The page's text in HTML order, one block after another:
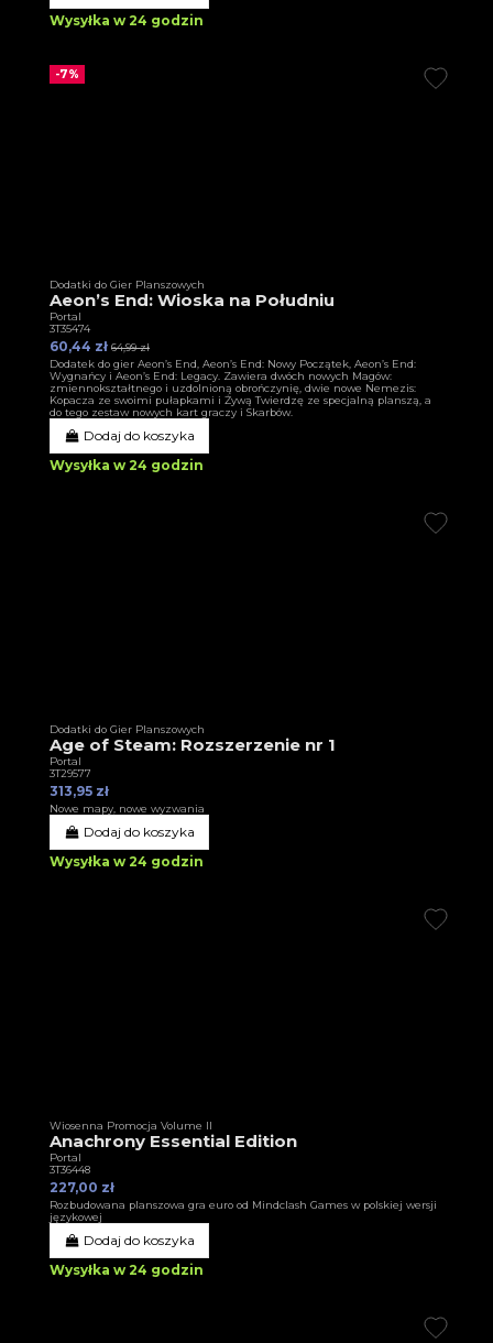
Wysyłka w 24 godzin
-7%
Dodatki do Gier Planszowych
Aeon’s End: Wioska na Południu
Portal
3T35474
60,44 zł 64,99 zł
Dodatek do gier Aeon’s End, Aeon’s End: Nowy Początek, Aeon’s End:
Wygnańcy i Aeon’s End: Legacy. Zawiera dwóch nowych Magów:
zmiennokształtnego i uzdolnioną obrończynię, dwie nowe Nemezis:
Kopacza ze swoimi pułapkami i Żywą Twierdzę ze specjalną planszą, a
do tego zestaw nowych kart graczy i Skarbów.
Dodaj do koszyka
Wysyłka w 24 godzin
Dodatki do Gier Planszowych
Age of Steam: Rozszerzenie nr 1
Portal
3T29577
313,95 zł
Nowe mapy, nowe wyzwania
Dodaj do koszyka
Wysyłka w 24 godzin
Wiosenna Promocja Volume II
Anachrony Essential Edition
Portal
3T36448
227,00 zł
Rozbudowana planszowa gra euro od Mindclash Games w polskiej wersji
językowej
Dodaj do koszyka
Wysyłka w 24 godzin